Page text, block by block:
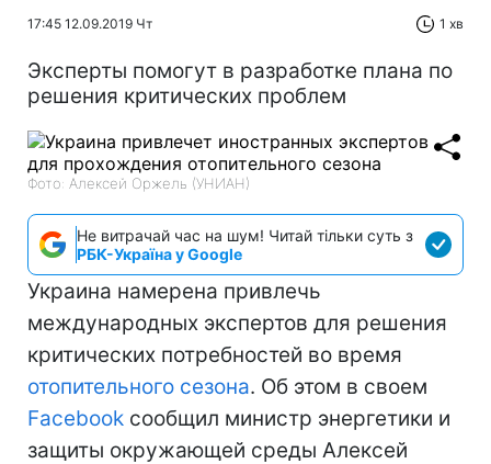
17:45 12.09.2019 Чт 1 хв
Эксперты помогут в разработке плана по
решения критических проблем
Фото: Алексей Оржель (УНИАН)
Не витрачай час на шум! Читай тільки суть з
РБК-Україна у Google
Украина намерена привлечь
международных экспертов для решения
критических потребностей во время
отопительного сезона. Об этом в своем
Facebook сообщил министр энергетики и
защиты окружающей среды Алексей